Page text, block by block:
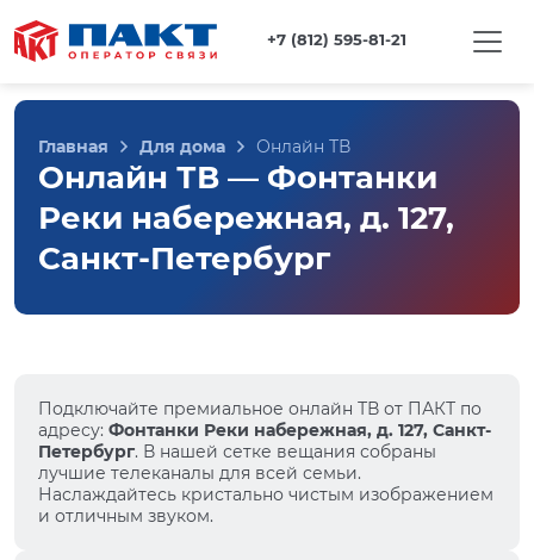
+7 (812) 595-81-21
Главная Для дома Онлайн ТВ
Онлайн ТВ — Фонтанки
Реки набережная, д. 127,
Санкт-Петербург
Подключайте премиальное онлайн ТВ от ПАКТ по
адресу: Фонтанки Реки набережная, д. 127, Санкт-
Петербург. В нашей сетке вещания собраны
лучшие телеканалы для всей семьи.
Наслаждайтесь кристально чистым изображением
и отличным звуком.